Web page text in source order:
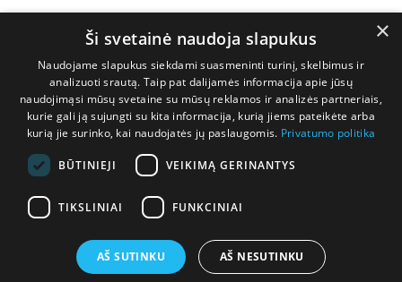
Prekių grąžinimas
Kontaktai
+370 677 31358
×
Ši svetainė naudoja slapukus
Naudojame slapukus siekdami suasmeninti turinį, skelbimus ir
analizuoti srautą. Taip pat dalijamės informacija apie jūsų
naudojimąsi mūsų svetaine su mūsų reklamos ir analizės partneriais,
kurie gali ją sujungti su kita informacija, kurią jiems pateikėte arba
kurią jie surinko, kai naudojatės jų paslaugomis. Privatumo politika
BŪTINIEJI VEIKIMĄ GERINANTYS
TIKSLINIAI FUNKCINIAI
AŠ SUTINKU AŠ NESUTINKU